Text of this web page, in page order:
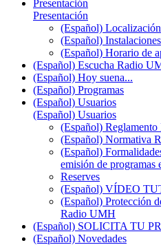
Presentación
Presentación
(Español) Localización
(Español) Instalaciones
(Español) Horario de
(Español) Escucha Radio
(Español) Hoy suena...
(Español) Programas
(Español) Usuarios
(Español) Usuarios
(Español)
(Español) Normativa
(Español)
emisión de
Reserves
(Español) VÍDEO
(Español) Protección
Radio UMH
(Español) SOLICITA TU
(Español) Novedades